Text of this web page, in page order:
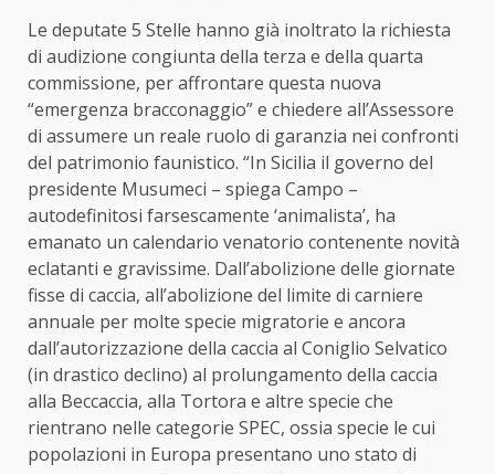
Le deputate 5 Stelle hanno già inoltrato la richiesta
di audizione congiunta della terza e della quarta
commissione, per affrontare questa nuova
“emergenza bracconaggio” e chiedere all’Assessore
di assumere un reale ruolo di garanzia nei confronti
del patrimonio faunistico. “In Sicilia il governo del
presidente Musumeci – spiega Campo –
autodefinitosi farsescamente ‘animalista’, ha
emanato un calendario venatorio contenente novità
eclatanti e gravissime. Dall’abolizione delle giornate
fisse di caccia, all’abolizione del limite di carniere
annuale per molte specie migratorie e ancora
dall’autorizzazione della caccia al Coniglio Selvatico
(in drastico declino) al prolungamento della caccia
alla Beccaccia, alla Tortora e altre specie che
rientrano nelle categorie SPEC, ossia specie le cui
popolazioni in Europa presentano uno stato di